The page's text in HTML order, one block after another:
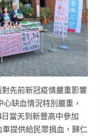
先前新冠疫情嚴重影響
缺血情況特別嚴重，
當天到新豐高中參加
車提供給民眾捐血，歸仁